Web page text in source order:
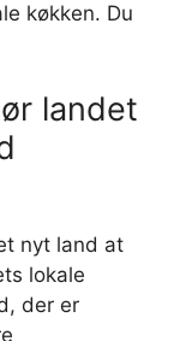
køkken. Du
landet
nyt land at
lokale
der er